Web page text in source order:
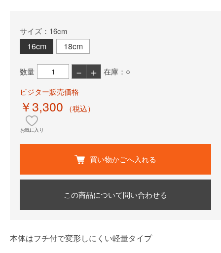
サイズ：16cm
16cm 18cm
数量 － ＋
在庫：○
ビジター販売価格
￥3,300 （税込）
お気に入り
買い物かごへ入れる
この商品について問い合わせる
本体はフチ付で変形しにくい軽量タイプ